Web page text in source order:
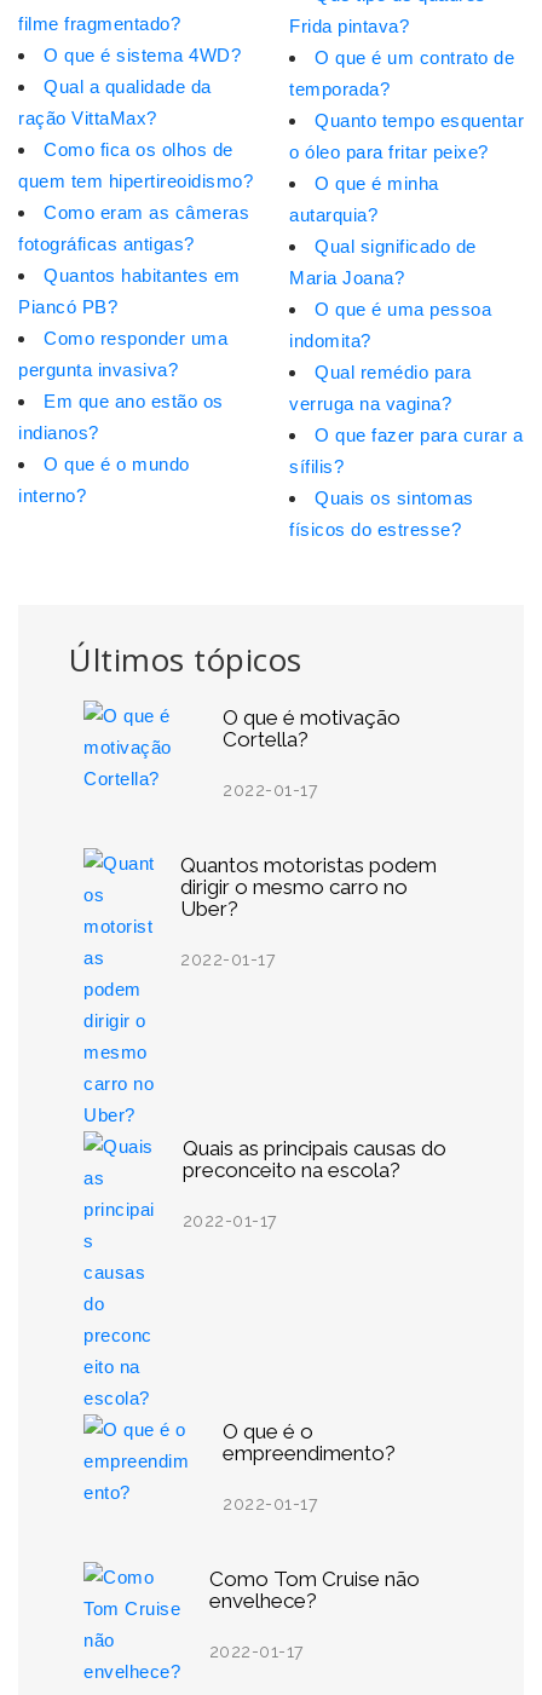
Últimos tópicos
O que é motivação
Cortella?
2022-01-17
Quantos motoristas podem
dirigir o mesmo carro no
Uber?
2022-01-17
Quais as principais causas do
preconceito na escola?
2022-01-17
O que é o
empreendimento?
2022-01-17
Como Tom Cruise não
envelhece?
2022-01-17
filme fragmentado?
O que é sistema 4WD?
Qual a qualidade da
ração VittaMax?
Como fica os olhos de
quem tem hipertireoidismo?
Como eram as câmeras
fotográficas antigas?
Quantos habitantes em
Piancó PB?
Como responder uma
pergunta invasiva?
Em que ano estão os
indianos?
O que é o mundo
interno?
Frida pintava?
O que é um contrato de
temporada?
Quanto tempo esquentar
o óleo para fritar peixe?
O que é minha
autarquia?
Qual significado de
Maria Joana?
O que é uma pessoa
indomita?
Qual remédio para
verruga na vagina?
O que fazer para curar a
sífilis?
Quais os sintomas
físicos do estresse?